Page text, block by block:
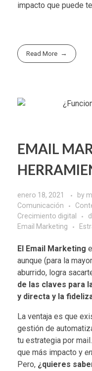
impacto que puede
Read More
EMAIL
enero 18, 2021 by
Comunicación
Crecimiento digital
Email Marketing
El Email Marketing
aunque (para la
aburrido, logra
de las claves para
y directa y la
La ventaja es que
gestión de
tu estrategia por
que más impacto y
Pero, ¿quieres